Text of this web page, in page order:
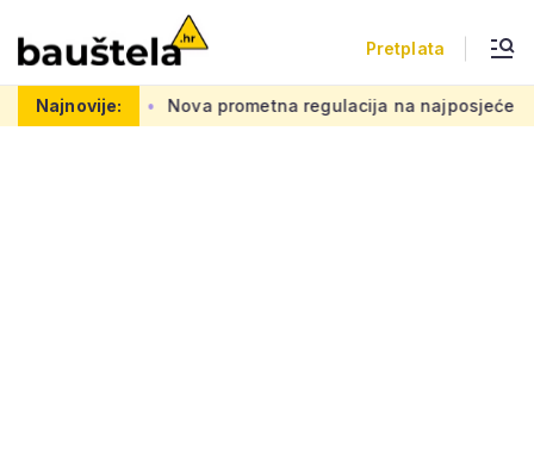
Pretplata
Najnovije:
kvadrata Nova prometna regulacija na